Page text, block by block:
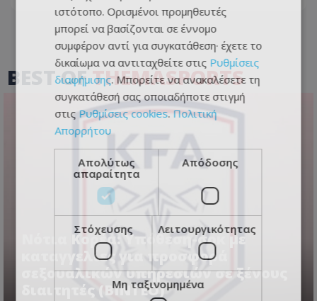
BEST OFTHEMASPORTS
Νότια Κορέα: Υπόθεση-σοκ με
καταγγελίες για προσφορά
σεξουαλικών υπηρεσιών σε ξένους
διαιτητές (BINTEO)
ιστότοπο. Ορισμένοι προμηθευτές
μπορεί να βασίζονται σε έννομο
συμφέρον αντί για συγκατάθεση· έχετε το
δικαίωμα να αντιταχθείτε στις Ρυθμίσεις
διαφήμισης. Μπορείτε να ανακαλέσετε τη
συγκατάθεσή σας οποιαδήποτε στιγμή
στιςΡυθμίσεις cookies.Πολιτική
Απορρήτου
Απολύτως
απαραίτητα
Απόδοσης
Στόχευσης Λειτουργικότητας
Μη ταξινομημένα